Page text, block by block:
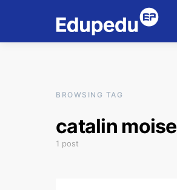
BROWSING TAG
catalin moise
1 post